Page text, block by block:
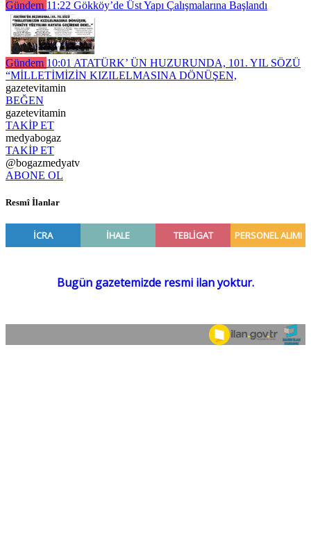
Gündem 11:22 Gökköy’de Üst Yapı Çalışmalarına Başlandı
Gündem 10:01 ATATÜRK’ ÜN HUZURUNDA, 101. YIL SÖZÜ
“MİLLETİMİZİN KIZILELMASINA DÖNÜŞEN,
gazetevitamin
BEĞEN
gazetevitamin
TAKİP ET
medyabogaz
TAKİP ET
@bogazmedyatv
ABONE OL
Resmî İlanlar